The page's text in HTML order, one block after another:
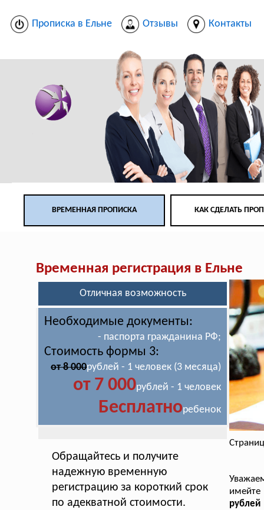
Прописка в Ельне Отзывы Контакты
ВРЕМЕННАЯ ПРОПИСКА КАК СДЕЛАТЬ
Временная регистрация в Ельне
Отличная возможность
Необходимые документы:
- паспорта гражданина РФ;
Стоимость формы 3:
от 8 000рублей - 1 человек (3 месяца)
от 7 000рублей - 1 человек
Бесплатноребенок
Обращайтесь и получите
надежную временную
регистрацию за короткий срок
по адекватной стоимости.